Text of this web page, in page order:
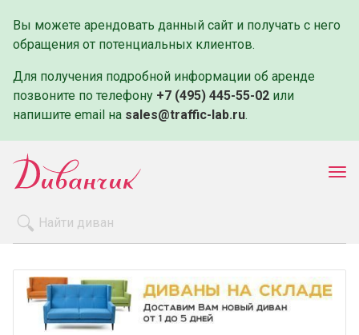
Вы можете арендовать данный сайт и получать с него
обращения от потенциальных клиентов.
Для получения подробной информации об аренде
позвоните по телефону +7 (495) 445-55-02 или
напишите email на sales@traffic-lab.ru.
Оплата и доставка
Контакты